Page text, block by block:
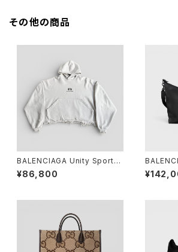
その他の商品
BALENCIAGA Unity Sports I
con Cropped Hoodie Beig
e 1
¥86,800
ッフルバ